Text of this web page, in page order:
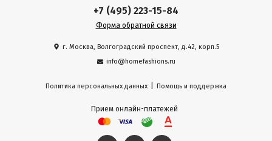
+7 (495) 223-15-84
Форма обратной связи
г. Москва, Волгоградский проспект, д.42, корп.5
info@homefashions.ru
Политика персональных данных Помощь и поддержка
Прием онлайн-платежей